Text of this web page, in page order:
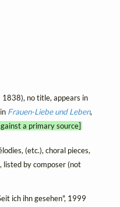
no title, appears in
Frauen-Liebe und Leben,
a primary source]
(etc.), choral pieces,
by composer (not
ich ihn gesehen", 1999